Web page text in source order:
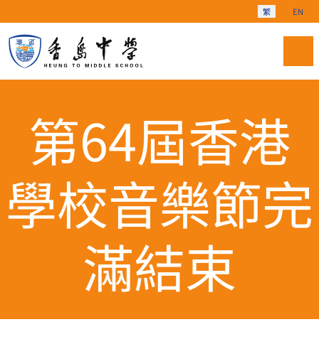
選擇你的語言
繁 EN
第64屆香港
學校音樂節完
滿結束